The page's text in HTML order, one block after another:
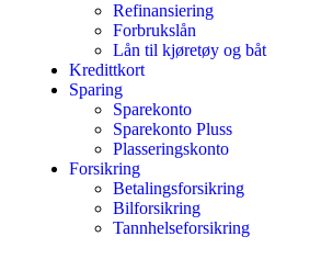
Refinansiering
Forbrukslån
Lån til kjøretøy og båt
Kredittkort
Sparing
Sparekonto
Sparekonto Pluss
Plasseringskonto
Forsikring
Betalingsforsikring
Bilforsikring
Tannhelseforsikring